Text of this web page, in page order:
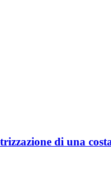
di una